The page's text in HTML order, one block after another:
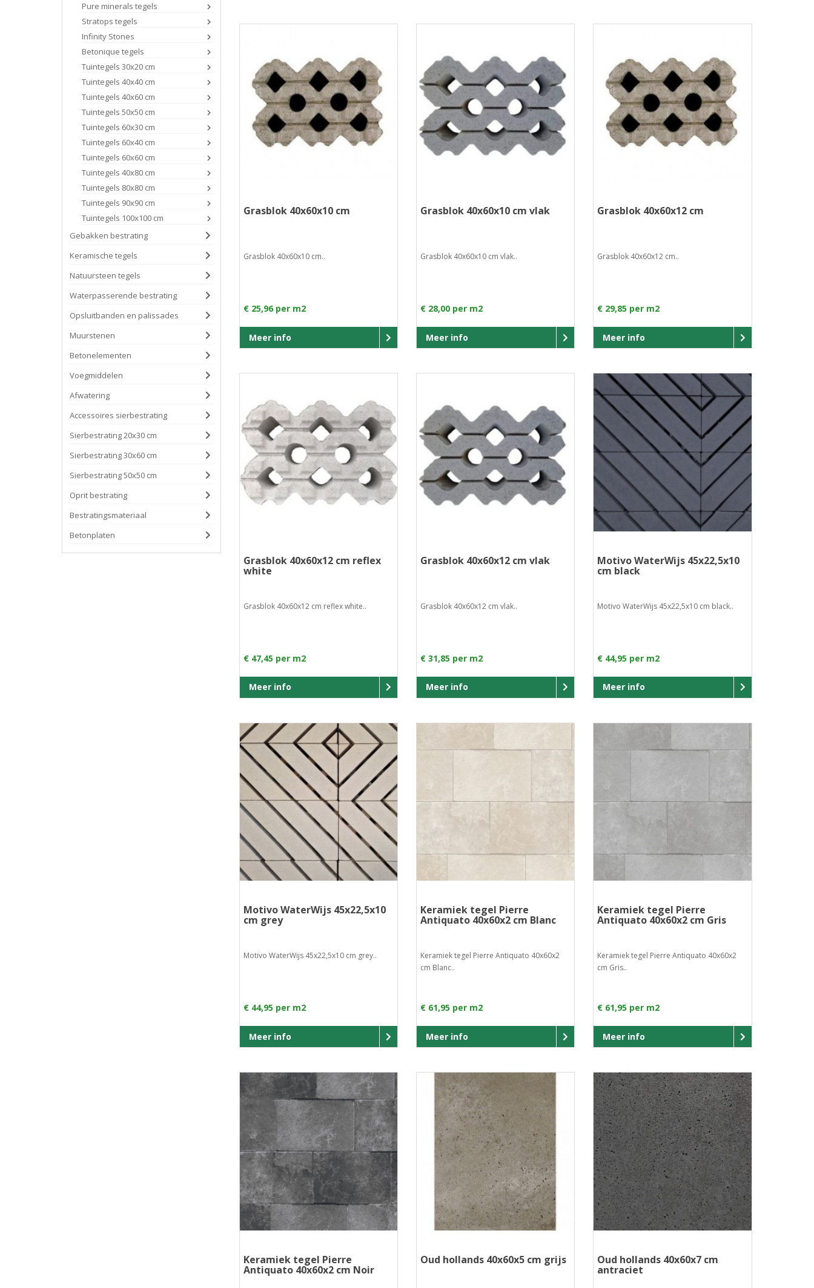
Pure minerals tegels
Stratops tegels
Infinity Stones
Betonique tegels
Tuintegels 30x20 cm
Tuintegels 40x40 cm
Tuintegels 40x60 cm
Tuintegels 50x50 cm
Tuintegels 60x30 cm
Tuintegels 60x40 cm
Tuintegels 60x60 cm
Tuintegels 40x80 cm
Tuintegels 80x80 cm
Tuintegels 90x90 cm
Tuintegels 100x100 cm
Gebakken bestrating
Keramische tegels
Natuursteen tegels
Waterpasserende bestrating
Opsluitbanden en palissades
Muurstenen
Betonelementen
Voegmiddelen
Afwatering
Accessoires sierbestrating
Sierbestrating 20x30 cm
Sierbestrating 30x60 cm
Sierbestrating 50x50 cm
Oprit bestrating
Bestratingsmateriaal
Betonplaten
Grasblok 40x60x10 cm
Grasblok 40x60x10 cm..
€ 25,96 per m2
Meer info
Grasblok 40x60x10 cm vlak
Grasblok 40x60x10 cm vlak..
€ 28,00 per m2
Meer info
Grasblok 40x60x12 cm
Grasblok 40x60x12 cm..
€ 29,85 per m2
Meer info
Grasblok 40x60x12 cm reflex
white
Grasblok 40x60x12 cm reflex white..
€ 47,45 per m2
Meer info
Grasblok 40x60x12 cm vlak
Grasblok 40x60x12 cm vlak..
€ 31,85 per m2
Meer info
Motivo WaterWijs 45x22,5x10
cm black
Motivo WaterWijs 45x22,5x10 cm black..
€ 44,95 per m2
Meer info
Motivo WaterWijs 45x22,5x10
cm grey
Motivo WaterWijs 45x22,5x10 cm grey..
€ 44,95 per m2
Meer info
Keramiek tegel Pierre
Antiquato 40x60x2 cm Blanc
Keramiek tegel Pierre Antiquato 40x60x2
cm Blanc..
€ 61,95 per m2
Meer info
Keramiek tegel Pierre
Antiquato 40x60x2 cm Gris
Keramiek tegel Pierre Antiquato 40x60x2
cm Gris..
€ 61,95 per m2
Meer info
Keramiek tegel Pierre
Antiquato 40x60x2 cm Noir
Oud hollands 40x60x5 cm grijs Oud hollands 40x60x7 cm
antraciet